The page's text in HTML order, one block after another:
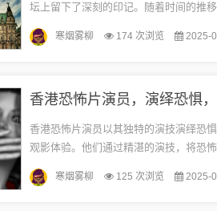
坛上留下了深刻的印记。随着时间的推
的题材和风格。它们反映了保加利亚的
生...
寒烟雾柳 174 次浏览 2025-
香港恐怖片演员，演绎恐惧
香港恐怖片演员以其独特的演技演绎恐
观影体验。他们通过精湛的演技，将恐
港恐怖电影的重要代表。这些演员的表
了...
寒烟雾柳 125 次浏览 2025-